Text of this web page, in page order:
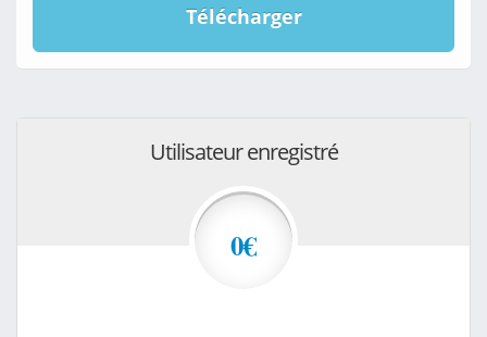
Télécharger
Utilisateur enregistré
0€